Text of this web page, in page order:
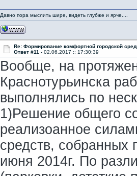
Давно пора мыслить шире, видеть глубже и ярче....
Re: Формирование комфортной городской
Ответ #11 - 02.06.2017 :: 17:30:39
Вообще, на
Краснотурьинска
выполнялись по
1)Решение общего
реализоанное
средств, собранных
июня 2014г. По